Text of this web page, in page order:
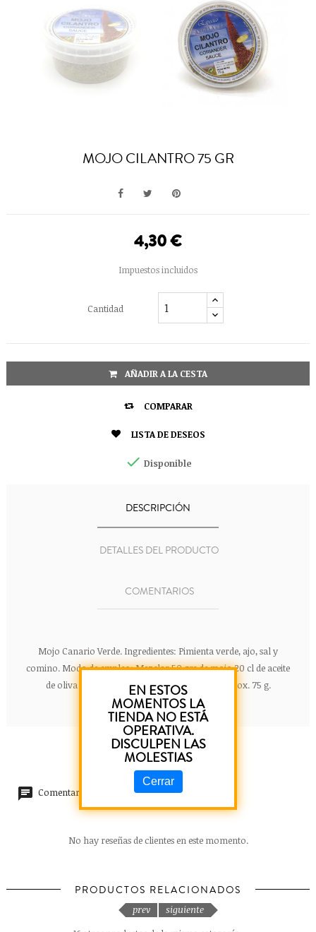
MOJO CILANTRO 75 GR
4,30 €
Impuestos incluidos
Cantidad
AÑADIR A LA CESTA
 COMPARAR
 LISTA DE DESEOS
 Disponible
DESCRIPCIÓN
DETALLES DEL PRODUCTO
COMENTARIOS
Mojo Canario Verde. Ingredientes: Pimienta verde, ajo, sal y
comino. Modo de empleo: Mezclar 50 grs de mojo 20 cl de aceite
de oliva 10 cl de agua y 5 cl de vinagre. Peso aprox. 75 g.
Comentarios (0)
No hay reseñas de clientes en este momento.
PRODUCTOS RELACIONADOS
prev siguiente
EN ESTOS
MOMENTOS LA
TIENDA NO ESTÁ
OPERATIVA.
DISCULPEN LAS
MOLESTIAS
Cerrar